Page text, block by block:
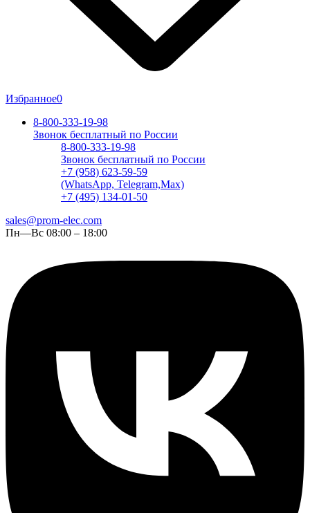
Избранное0
8-800-333-19-98
Звонок бесплатный по России
8-800-333-19-98
Звонок бесплатный по России
+7 (958) 623-59-59
(WhatsApp, Telegram,Max)
+7 (495) 134-01-50
sales@prom-elec.com
Пн—Вс 08:00 – 18:00